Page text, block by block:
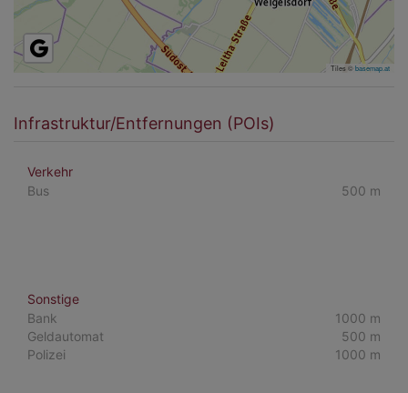
Tiles ©basemap.at
Infrastruktur/Entfernungen (POIs)
Verkehr
Bus
500 m
Sonstige
Bank
1000 m
Geldautomat
500 m
Polizei
1000 m